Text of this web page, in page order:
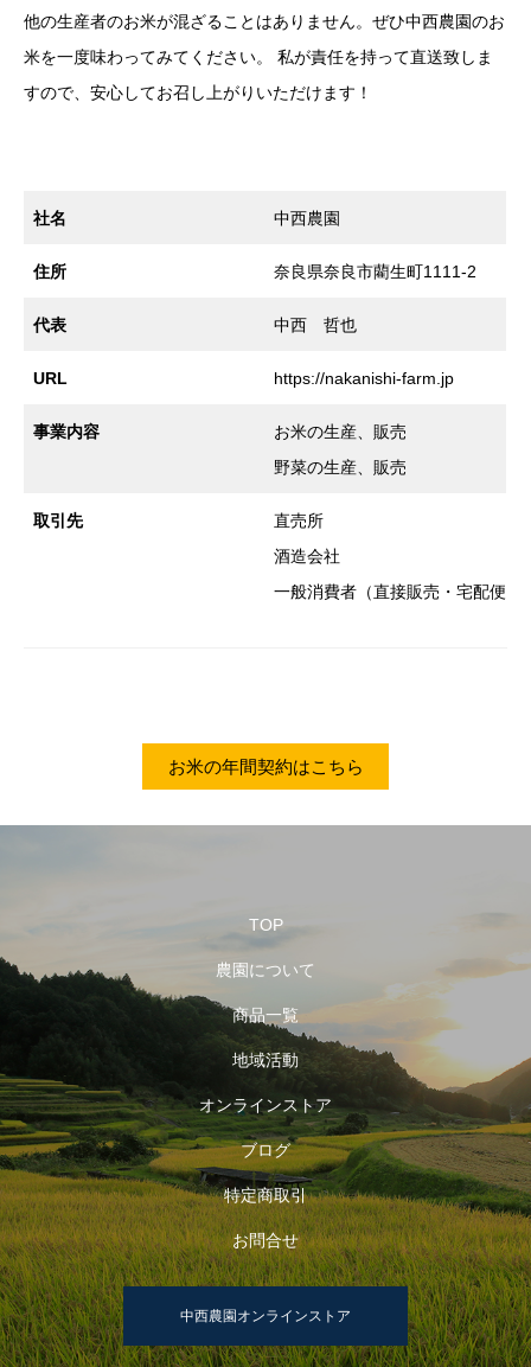
他の生産者のお米が混ざることはありません。ぜひ中西農園のお
米を一度味わってみてください。 私が責任を持って直送致しま
すので、安心してお召し上がりいただけます！
社名 中西農園
住所 奈良県奈良市藺生町1111-2
代表 中西 哲也
URL https://nakanishi-farm.jp
事業内容
お米の生産、販売
野菜の生産、販売
取引先
直売所
酒造会社
一般消費者（直接販売・宅配便）
お米の年間契約はこちら
TOP
農園について
商品一覧
地域活動
オンラインストア
ブログ
特定商取引
お問合せ
中西農園オンラインストア